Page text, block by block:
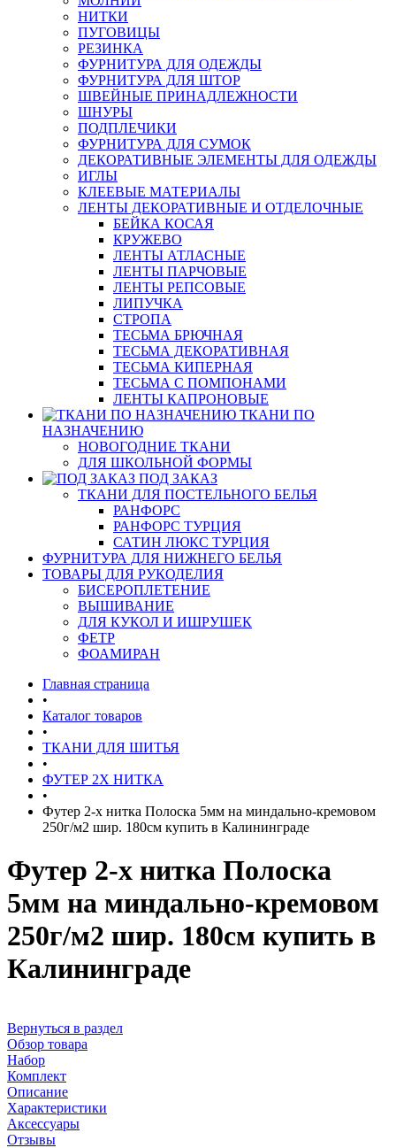
НИТКИ
ПУГОВИЦЫ
РЕЗИНКА
ФУРНИТУРА ДЛЯ ОДЕЖДЫ
ФУРНИТУРА ДЛЯ ШТОР
ШВЕЙНЫЕ ПРИНАДЛЕЖНОСТИ
ШНУРЫ
ПОДПЛЕЧИКИ
ФУРНИТУРА ДЛЯ СУМОК
ДЕКОРАТИВНЫЕ ЭЛЕМЕНТЫ ДЛЯ ОДЕЖДЫ
ИГЛЫ
КЛЕЕВЫЕ МАТЕРИАЛЫ
ЛЕНТЫ ДЕКОРАТИВНЫЕ И ОТДЕЛОЧНЫЕ
БЕЙКА КОСАЯ
КРУЖЕВО
ЛЕНТЫ АТЛАСНЫЕ
ЛЕНТЫ ПАРЧОВЫЕ
ЛЕНТЫ РЕПСОВЫЕ
ЛИПУЧКА
СТРОПА
ТЕСЬМА БРЮЧНАЯ
ТЕСЬМА ДЕКОРАТИВНАЯ
ТЕСЬМА КИПЕРНАЯ
ТЕСЬМА С ПОМПОНАМИ
ЛЕНТЫ КАПРОНОВЫЕ
ТКАНИ ПО
НАЗНАЧЕНИЮ
НОВОГОДНИЕ ТКАНИ
ДЛЯ ШКОЛЬНОЙ ФОРМЫ
ПОД ЗАКАЗ
ТКАНИ ДЛЯ ПОСТЕЛЬНОГО БЕЛЬЯ
РАНФОРС
РАНФОРС ТУРЦИЯ
САТИН ЛЮКС ТУРЦИЯ
ФУРНИТУРА ДЛЯ НИЖНЕГО БЕЛЬЯ
ТОВАРЫ ДЛЯ РУКОДЕЛИЯ
БИСЕРОПЛЕТЕНИЕ
ВЫШИВАНИЕ
ДЛЯ КУКОЛ И ИШРУШЕК
ФЕТР
ФОАМИРАН
Главная страница
•
Каталог товаров
•
ТКАНИ ДЛЯ ШИТЬЯ
•
ФУТЕР 2Х НИТКА
•
Футер 2-х нитка Полоска 5мм на миндально-кремовом
250г/м2 шир. 180см купить в Калининграде
Футер 2-х нитка Полоска
5мм на миндально-кремовом
250г/м2 шир. 180см купить в
Калининграде
Вернуться в раздел
Обзор товара
Набор
Комплект
Описание
Характеристики
Аксессуары
Отзывы